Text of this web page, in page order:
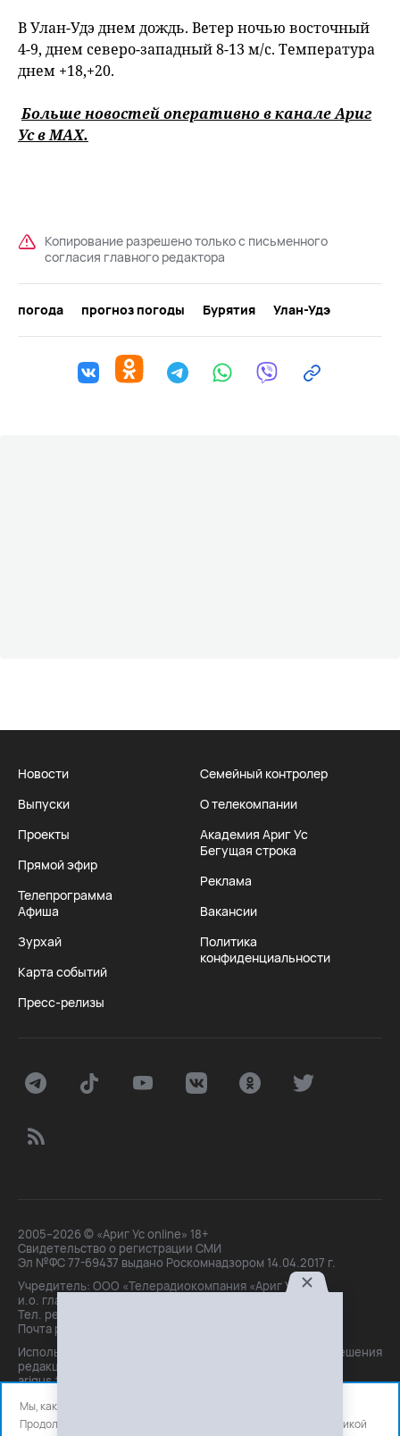
В Улан-Удэ днем дождь. Ветер ночью восточный
4-9, днем северо-западный 8-13 м/с. Температура
днем +18,+20.
Больше новостей оперативно в канале Ариг
Ус вMAХ.
Копирование разрешено только с письменного
согласия главного редактора
погода прогноз погоды Бурятия Улан-Удэ
Новости
Выпуски
Проекты
Прямой эфир
Телепрограмма
Афиша
Зурхай
Карта событий
Пресс-релизы
Семейный контролер
О телекомпании
Академия Ариг Ус
Бегущая строка
Реклама
Вакансии
Политика
конфиденциальности
2005–2026 © «Ариг Ус online» 18+
Свидетельство о регистрации СМИ
Эл №ФС 77-69437 выдано Роскомнадзором 14.04.2017 г.
Учредитель: ООО «Телерадиокомпания «Ариг Ус»,
и.о. главного редактора: Маханова О.Б.
Тел. peдakции: +7(3012)21-30-14,
Почта peдakции: editor@arigus.tv
Использование материалов только с письменного разрешения
редакции. При цитировании прямая активная ссылка на
arigus.tv обязательна.
Мы, как и все используем файлы cookie и сервисы аналитики.
Продолжая использовать сайт, вы соглашаетесь с нашей
политикой